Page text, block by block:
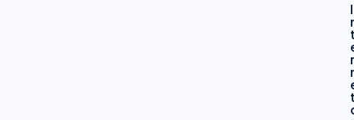
I
r